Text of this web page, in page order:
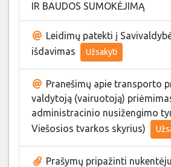
IR BAUDOS SUMOKĖJIMĄ
Leidimų patekti į
išdavimas
Užsakyti
Pranešimų apie transporto
valdytoją (vairuotoją)
administracinio nusižengimo
Viešosios tvarkos skyrius)
Prašymų pripažinti